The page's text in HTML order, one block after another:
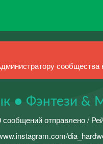
сообщества
● Фэнтези &
сообщений отправлено /